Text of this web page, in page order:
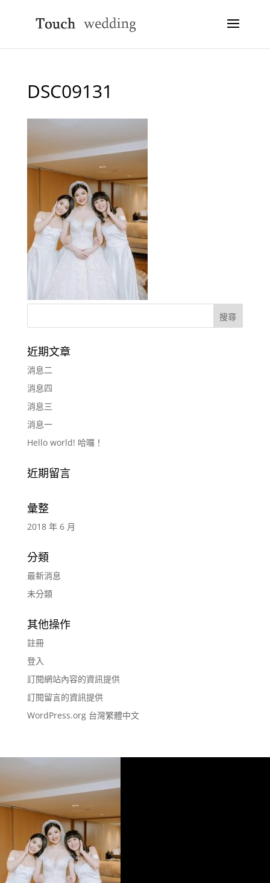
DSC09131
近期文章
消息二
消息四
消息三
消息一
Hello world! 哈囉！
近期留言
彙整
2018 年 6 月
分類
最新消息
未分類
其他操作
註冊
登入
訂閱網站內容的資訊提供
訂閱留言的資訊提供
WordPress.org 台灣繁體中文